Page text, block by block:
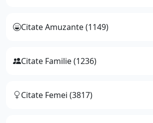
Citate Amuzante (1149)
Citate Familie (1236)
Citate Femei (3817)